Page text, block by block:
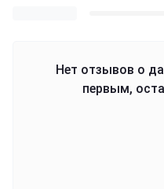
Нет отзывов о
первым,